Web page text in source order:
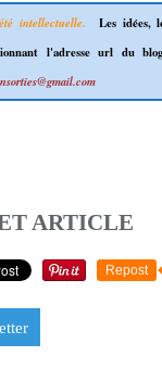
intellectuelle.
Les idées,
l'adresse url du blog
ARTICLE
Repost